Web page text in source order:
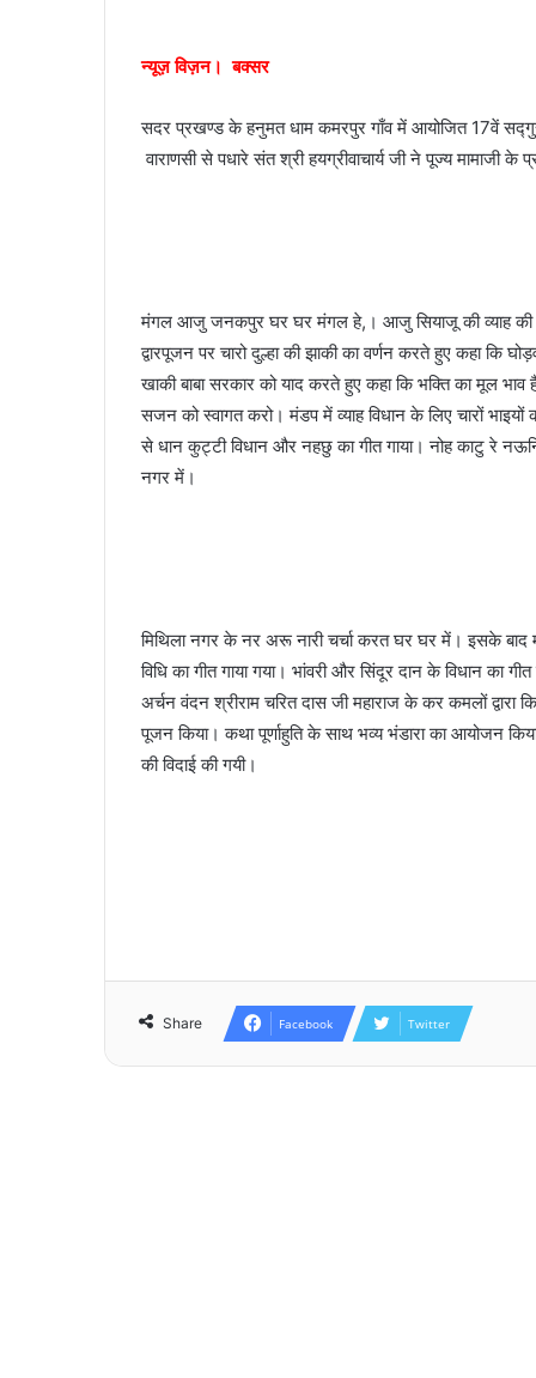
i
l
न्यूज़ विज़न। बक्सर
सदर प्रखण्ड के हनुमत धाम कमरपुर गाँव में आयोजित 17वें
वाराणसी से पधारे संत श्री हयग्रीवाचार्य जी ने पूज्य मामाजी के
मंगल आजु जनकपुर घर घर मंगल हे,। आजु सियाजू की व्याह की
द्वारपूजन पर चारो दुल्हा की झाकी का वर्णन करते हुए कहा कि
खाकी बाबा सरकार को याद करते हुए कहा कि भक्ति का मूल
सजन को स्वागत करो। मंडप में व्याह विधान के लिए चारों
से धान कुट्टी विधान और नहछु का गीत गाया। नोह काटु रे
नगर में।
मिथिला नगर के नर अरू नारी चर्चा करत घर घर में। इसके
विधि का गीत गाया गया। भांवरी और सिंदूर दान के विधान का
अर्चन वंदन श्रीराम चरित दास जी महाराज के कर कमलों द्वारा
पूजन किया। कथा पूर्णाहुति के साथ भव्य भंडारा का आयोजन
की विदाई की गयी।
Share Facebook Twitter